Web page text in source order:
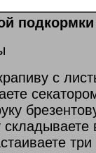
подкормки
с